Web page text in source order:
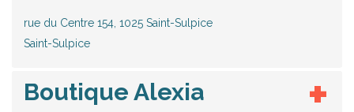
rue du Centre 154, 1025 Saint-Sulpice
Saint-Sulpice
Boutique Alexia